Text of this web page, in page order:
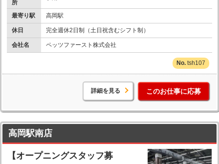
所
最寄り駅 高岡駅
休日 完全週休2日制（土日祝含むシフト制）
会社名 ペッツファースト株式会社
tsh107
詳細を見る このお仕事に応募
高岡駅南店
【オープニングスタッフ募